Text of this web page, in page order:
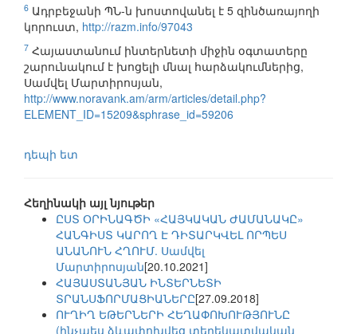
6 Ադրբեջանի ՊՆ-ն խոստովանել է 5 զինծառայողի
կորուստ, http://razm.info/97043
7 Հայաստանում ինտերնետի միջին օգտատերը
շարունակում է խոցելի մնալ հարձակումներից,
Սամվել Մարտիրոսյան,
http://www.noravank.am/arm/articles/detail.php?
ELEMENT_ID=15209&sphrase_id=59206
դեպի ետ
Հեղինակի այլ նյութեր
ԸՍՏ ՕՐԻՆԱԳԾԻ «ՀԱՅԿԱԿԱՆ ԺԱՄԱՆԱԿԸ»
ՀԱՆԳԻՍՏ ԿԱՐՈՂ Է ԴԻՏԱՐԿՎԵԼ ՈՐՊԵՍ
ԱՆԱՆՈՒՆ ՀՂՈՒՄ. Սամվել
Մարտիրոսյան[20.10.2021]
ՀԱՅԱՍՏԱՆՅԱՆ ԻՆՏԵՐՆԵՏԻ
ՏՐԱՆՍՖՈՐՄԱՑԻԱՆԵՐԸ[27.09.2018]
ՈՒՂԻՂ ԵԹԵՐՆԵՐԻ ՀԵՂԱՓՈԽՈՒԹՅՈՒՆԸ
(ինչպես ձևափոխվեց տեղեկատվական